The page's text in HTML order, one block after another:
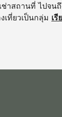
ช่าสถานที่ ไปจนถึ
เที่ยวเป็นกลุ่ม เรี